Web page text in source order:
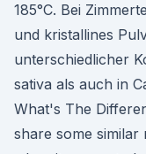
185°C. Bei
und kristallines
unterschiedlicher
sativa als auch in
What's The
share some